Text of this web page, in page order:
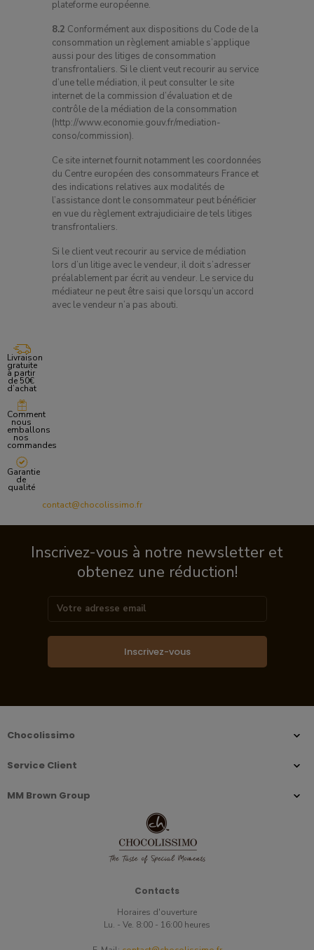
plateforme européenne.
8.2 Conformément aux dispositions du Code de la
consommation un règlement amiable s’applique
aussi pour des litiges de consommation
transfrontaliers. Si le client veut recourir au service
d’une telle médiation, il peut consulter le site
internet de la commission d’évaluation et de
contrôle de la médiation de la consommation
(http://www.economie.gouv.fr/mediation-
conso/commission).
Ce site internet fournit notamment les coordonnées
du Centre européen des consommateurs France et
des indications relatives aux modalités de
l’assistance dont le consommateur peut bénéficier
en vue du règlement extrajudiciaire de tels litiges
transfrontaliers.
Si le client veut recourir au service de médiation
lors d’un litige avec le vendeur, il doit s’adresser
préalablement par écrit au vendeur. Le service du
médiateur ne peut être saisi que lorsqu’un accord
avec le vendeur n’a pas abouti.
Livraison
gratuite
à partir
de 50€
d’achat
Comment
nous
emballons
nos
commandes
Garantie
de
qualité
contact@chocolissimo.fr
Inscrivez-vous à notre newsletter et
obtenez une réduction!
Inscrivez-vous
Chocolissimo
Service Client
MM Brown Group
Contacts
Horaires d'ouverture
Lu. - Ve. 8:00 - 16:00 heures